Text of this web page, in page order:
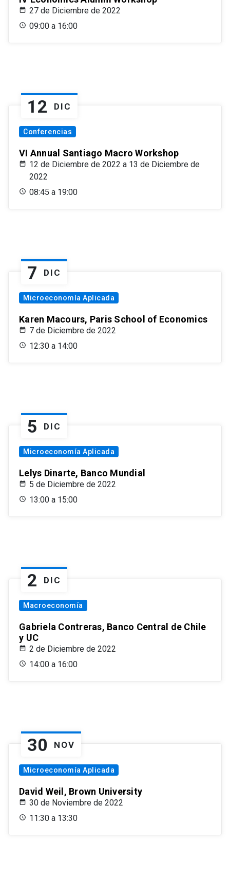
27 de Diciembre de 2022
09:00 a 16:00
12 DIC
Conferencias
VI Annual Santiago Macro Workshop
12 de Diciembre de 2022 a 13 de Diciembre de
2022
08:45 a 19:00
7 DIC
Microeconomía Aplicada
Karen Macours, Paris School of Economics
7 de Diciembre de 2022
12:30 a 14:00
5 DIC
Microeconomía Aplicada
Lelys Dinarte, Banco Mundial
5 de Diciembre de 2022
13:00 a 15:00
2 DIC
Macroeconomía
Gabriela Contreras, Banco Central de Chile
y UC
2 de Diciembre de 2022
14:00 a 16:00
30 NOV
Microeconomía Aplicada
David Weil, Brown University
30 de Noviembre de 2022
11:30 a 13:30